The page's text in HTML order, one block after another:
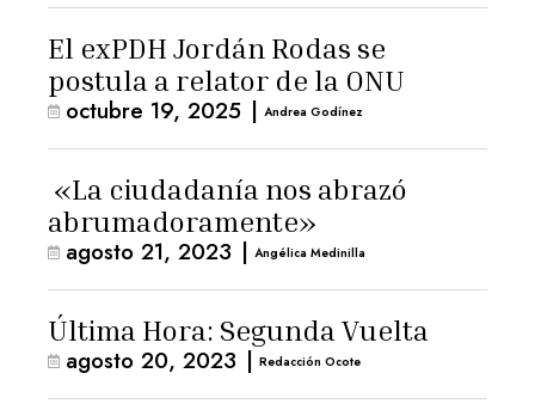
El exPDH Jordán Rodas se
postula a relator de la ONU
octubre 19, 2025 | Andrea Godínez
«La ciudadanía nos abrazó
abrumadoramente»
agosto 21, 2023 | Angélica Medinilla
Última Hora: Segunda Vuelta
agosto 20, 2023 | Redacción Ocote